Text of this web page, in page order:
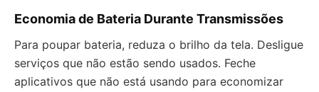
Economia de Bateria Durante Transmissões
Para poupar bateria, reduza o brilho da tela. Desligue
serviços que não estão sendo usados. Feche
aplicativos que não está usando para economizar